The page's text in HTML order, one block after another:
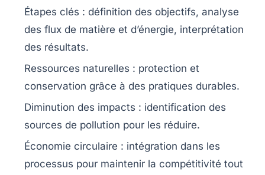
Étapes clés : définition des objectifs, analyse
des flux de matière et d’énergie, interprétation
des résultats.
Ressources naturelles : protection et
conservation grâce à des pratiques durables.
Diminution des impacts : identification des
sources de pollution pour les réduire.
Économie circulaire : intégration dans les
processus pour maintenir la compétitivité tout